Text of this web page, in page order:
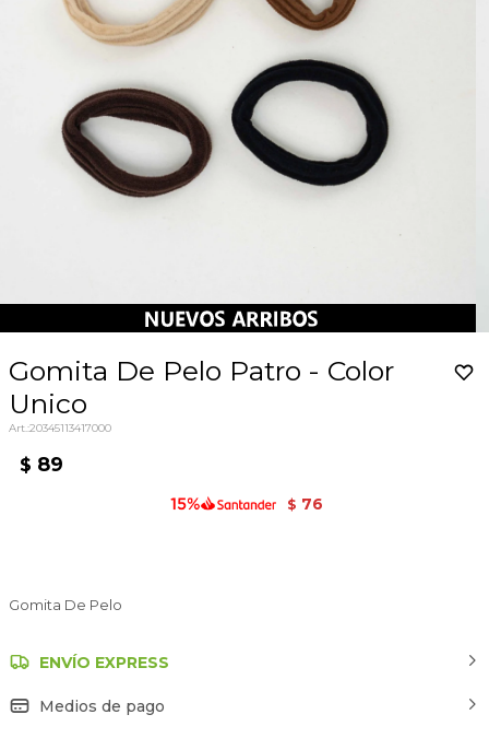
Gomita De Pelo Patro - Color
Unico
20345113417000
$ 89
$ 76
Gomita De Pelo
ENVÍO EXPRESS
Medios de pago